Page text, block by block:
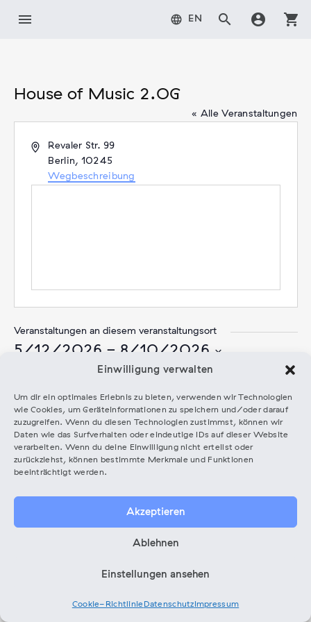
Einwilligung verwalten
Um dir ein optimales Erlebnis zu bieten, verwenden wir Technologien
wie Cookies, um Geräteinformationen zu speichern und/oder darauf
zuzugreifen. Wenn du diesen Technologien zustimmst, können wir
Daten wie das Surfverhalten oder eindeutige IDs auf dieser Website
verarbeiten. Wenn du deine Einwilligung nicht erteilst oder
zurückziehst, können bestimmte Merkmale und Funktionen
beeinträchtigt werden.
Akzeptieren
Ablehnen
Einstellungen ansehen
Cookie-Richtlinie Datenschutz Impressum
Inhaltmenu language EN search account_circle shopping_cart
House of Music 2.OG
« Alle Veranstaltungen
AdresseRevaler Str. 99
Berlin , 10245
Wegbeschreibung
Veranstaltungen an diesem veranstaltungsort
5/12/2026 - 8/10/2026
Artist Circle
22.07.26,15:00-18:00
STIMME IM KOPF, KRAFT IM
MUSIKER:INNEN
Revaler Str. 99, 10245
WARENKORB